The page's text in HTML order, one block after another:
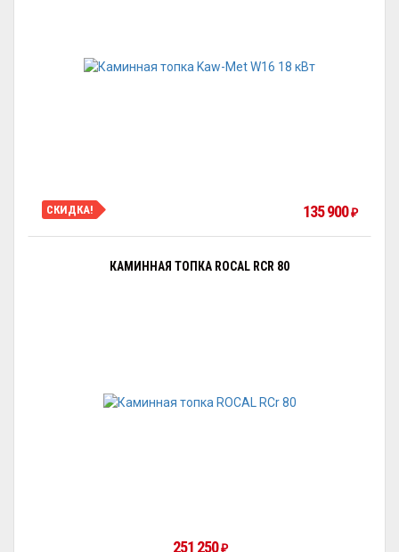
СКИДКА! 135 900₽
КАМИННАЯ ТОПКА ROCAL RCR 80
251 250₽